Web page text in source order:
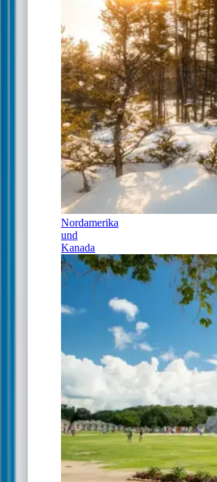
Nordamerika
und
Kanada